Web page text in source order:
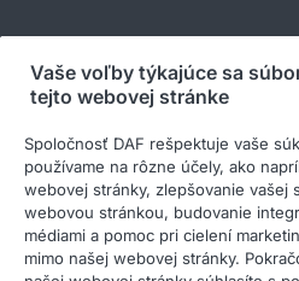
Sledujte nás
Vaše voľby týkajúce sa
tejto webovej stránke
Spoločnosť DAF rešpektuje vaše
používame na rôzne účely, ako
webovej stránky, zlepšovanie vašej
webovou stránkou, budovanie
médiami a pomoc pri cielení
mimo našej webovej stránky.